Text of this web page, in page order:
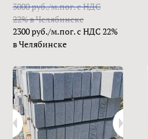
3000 руб./м.пог. с НДС
22% в Челябинске
2300 руб./м.пог. с НДС 22%
в Челябинске